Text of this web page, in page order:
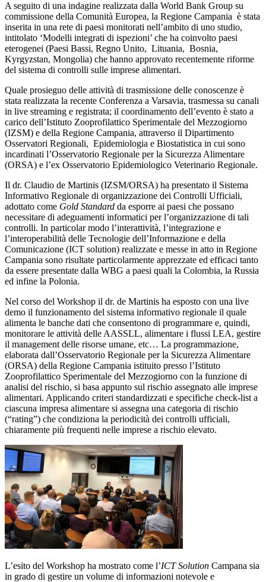
A seguito di una indagine realizzata dalla World Bank Group su
commissione della Comunità Europea, la Regione Campania è stata
inserita in una rete di paesi monitorati nell’ambito di uno studio,
intitolato ‘Modelli integrati di ispezioni’ che ha coinvolto paesi
eterogenei (Paesi Bassi, Regno Unito, Lituania, Bosnia,
Kyrgyzstan, Mongolia) che hanno approvato recentemente riforme
del sistema di controlli sulle imprese alimentari.
Quale prosieguo delle attività di trasmissione delle conoscenze è
stata realizzata la recente Conferenza a Varsavia, trasmessa su canali
in live streaming e registrata; il coordinamento dell’evento è stato a
carico dell’Istituto Zooprofilattico Sperimentale del Mezzogiorno
(IZSM) e della Regione Campania, attraverso il Dipartimento
Osservatori Regionali, Epidemiologia e Biostatistica in cui sono
incardinati l’Osservatorio Regionale per la Sicurezza Alimentare
(ORSA) e l’ex Osservatorio Epidemiologico Veterinario Regionale.
Il dr. Claudio de Martinis (IZSM/ORSA) ha presentato il Sistema
Informativo Regionale di organizzazione dei Controlli Ufficiali,
adottato come Gold Standard da esporre ai paesi che possano
necessitare di adeguamenti informatici per l’organizzazione di tali
controlli. In particolar modo l’interattività, l’integrazione e
l’interoperabilità delle Tecnologie dell’Informazione e della
Comunicazione (ICT solution) realizzate e messe in atto in Regione
Campania sono risultate particolarmente apprezzate ed efficaci tanto
da essere presentate dalla WBG a paesi quali la Colombia, la Russia
ed infine la Polonia.
Nel corso del Workshop il dr. de Martinis ha esposto con una live
demo il funzionamento del sistema informativo regionale il quale
alimenta le banche dati che consentono di programmare e, quindi,
monitorare le attività delle AASSLL, alimentare i flussi LEA, gestire
il management delle risorse umane, etc… La programmazione,
elaborata dall’Osservatorio Regionale per la Sicurezza Alimentare
(ORSA) della Regione Campania istituito presso l’Istituto
Zooprofilattico Sperimentale del Mezzogiorno con la funzione di
analisi del rischio, si basa appunto sul rischio assegnato alle imprese
alimentari. Applicando criteri standardizzati e specifiche check-list a
ciascuna impresa alimentare si assegna una categoria di rischio
(“rating”) che condiziona la periodicità dei controlli ufficiali,
chiaramente più frequenti nelle imprese a rischio elevato.
L’esito del Workshop ha mostrato come l’ICT Solution Campana sia
in grado di gestire un volume di informazioni notevole e